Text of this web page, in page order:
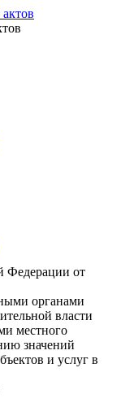
Федерации от
органами
власти
местного
значений
и услуг в